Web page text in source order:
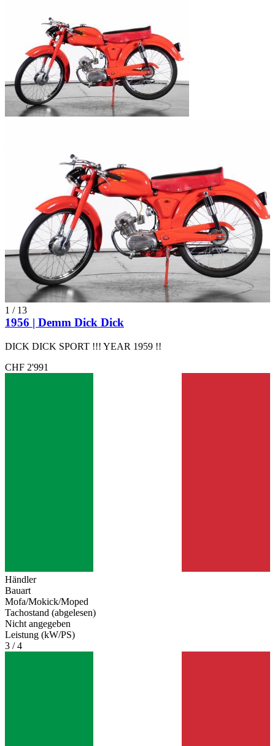
1 / 13
1956 | Demm Dick Dick
DICK DICK SPORT !!! YEAR 1959 !!
CHF 2'991
Händler
Bauart
Mofa/Mokick/Moped
Tachostand (abgelesen)
Nicht angegeben
Leistung (kW/PS)
3 / 4